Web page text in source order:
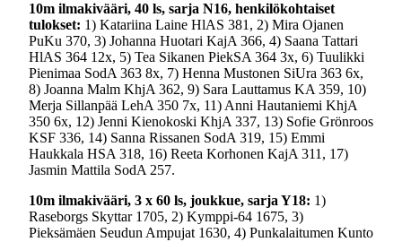
10m ilmakivääri, 40 ls, sarja N16, henkilökohtaiset
tulokset: 1) Katariina Laine HlAS 381, 2) Mira Ojanen
PuKu 370, 3) Johanna Huotari KajA 366, 4) Saana Tattari
HlAS 364 12x, 5) Tea Sikanen PiekSA 364 3x, 6) Tuulikki
Pienimaa SodA 363 8x, 7) Henna Mustonen SiUra 363 6x,
8) Joanna Malm KhjA 362, 9) Sara Lauttamus KA 359, 10)
Merja Sillanpää LehA 350 7x, 11) Anni Hautaniemi KhjA
350 6x, 12) Jenni Kienokoski KhjA 337, 13) Sofie Grönroos
KSF 336, 14) Sanna Rissanen SodA 319, 15) Emmi
Haukkala HSA 318, 16) Reeta Korhonen KajA 311, 17)
Jasmin Mattila SodA 257.
10m ilmakivääri, 3 x 60 ls, joukkue, sarja Y18: 1)
Raseborgs Skyttar 1705, 2) Kymppi-64 1675, 3)
Pieksämäen Seudun Ampujat 1630, 4) Punkalaitumen Kunto